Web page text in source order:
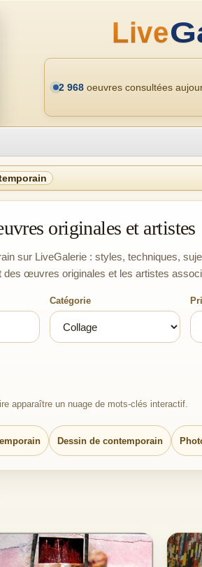
2 968 oeuvres consultées
originales et artistes
sur LiveGalerie : styles, techniques,
œuvres originales et les artistes
Catégorie
apparaître un nuage de mots-clés interactif.
Dessin de contemporain